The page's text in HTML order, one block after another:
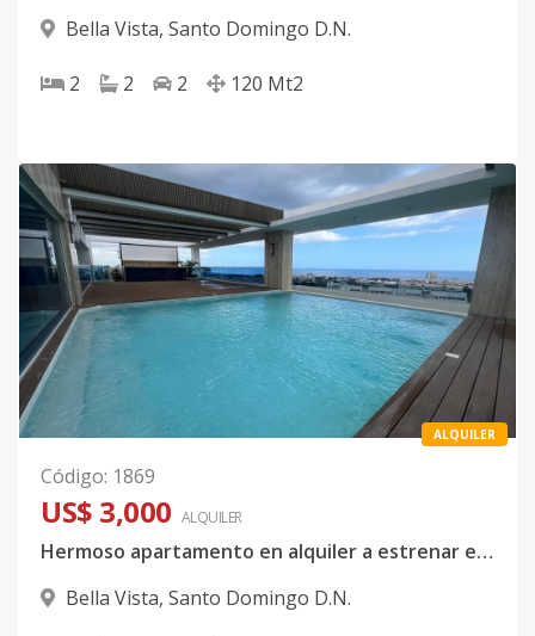
Bella Vista, Santo Domingo D.N.
2 2 2 120 Mt2
ALQUILER
Código: 1869
US$ 3,000 ALQUILER
Hermoso apartamento en alquiler a estrenar en Bella Vista 📍✨
Bella Vista, Santo Domingo D.N.